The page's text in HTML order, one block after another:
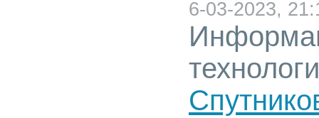
6-03-2023,